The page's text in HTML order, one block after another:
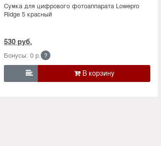
Сумка для цифрового фотоаппарата Lowepro
Ridge 5 красный
530 руб.
Бонусы: 0 р. ?
